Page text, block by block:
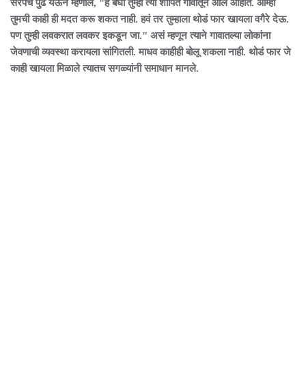
सरपंच पुढे येऊन म्हणाले, "हे बघा तुम्ही त्या शापित गावातून आले आहात. आम्ही
तुमची काही ही मदत करू शकत नाही. हवं तर तुम्हाला थोडं फार खायला वगैरे देऊ.
पण तुम्ही लवकरात लवकर इकडून जा." असं म्हणून त्याने गावातल्या लोकांना
जेवणाची व्यवस्था करायला सांगितली. माधव काहीही बोलू शकला नाही. थोडं फार जे
काही खायला मिळाले त्यातच सगळ्यांनी समाधान मानले.